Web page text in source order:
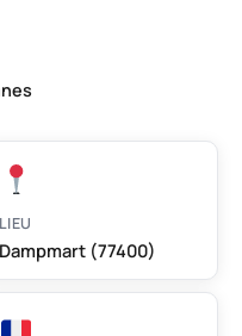
LIEU
Dampmart (77400)